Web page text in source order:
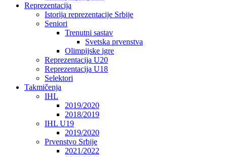
Reprezentacija
Istorija reprezentacije Srbije
Seniori
Trenutni sastav
Svetska prvenstva
Olimpijske igre
Reprezentacija U20
Reprezentacija U18
Selektori
Takmičenja
IHL
2019/2020
2018/2019
IHL U19
2019/2020
Prvenstvo Srbije
2021/2022